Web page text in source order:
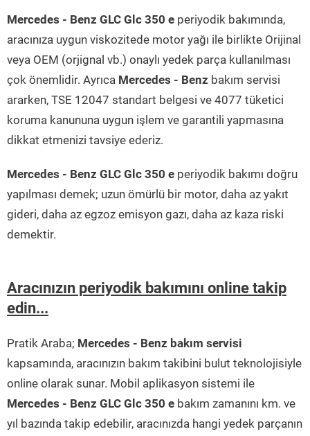
Mercedes - Benz GLC Glc 350 e periyodik bakımında,
aracınıza uygun viskozitede motor yağı ile birlikte Orijinal
veya OEM (orjignal vb.) onaylı yedek parça kullanılması
çok önemlidir. Ayrıca Mercedes - Benz bakım servisi
ararken, TSE 12047 standart belgesi ve 4077 tüketici
koruma kanununa uygun işlem ve garantili yapmasına
dikkat etmenizi tavsiye ederiz.
Mercedes - Benz GLC Glc 350 e periyodik bakımı doğru
yapılması demek; uzun ömürlü bir motor, daha az yakıt
gideri, daha az egzoz emisyon gazı, daha az kaza riski
demektir.
Aracınızın periyodik bakımını online takip
edin...
Pratik Araba; Mercedes - Benz bakım servisi
kapsamında, aracınızın bakım takibini bulut teknolojisiyle
online olarak sunar. Mobil aplikasyon sistemi ile
Mercedes - Benz GLC Glc 350 e bakım zamanını km. ve
yıl bazında takip edebilir, aracınızda hangi yedek parçanın